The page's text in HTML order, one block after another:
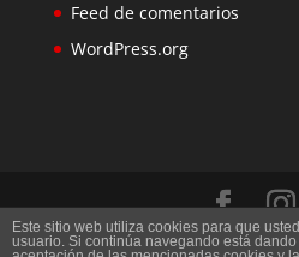
Feed de comentarios
WordPress.org
Diseñado porElegant
Este sitio web utiliza cookies para que
usuario. Si continúa navegando está